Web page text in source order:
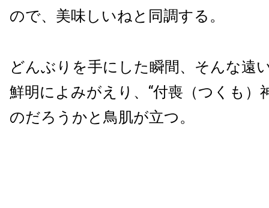
ので、美味しいねと同調する。
どんぶりを手にした瞬間、そんな遠
鮮明によみがえり、“付喪（つくも）
のだろうかと鳥肌が立つ。